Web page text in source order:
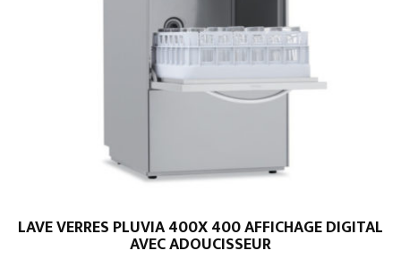
LAVE VERRES PLUVIA 400X 400 AFFICHAGE DIGITAL
AVEC ADOUCISSEUR